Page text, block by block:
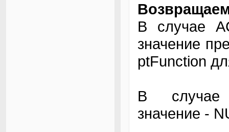
В случае
значение
ptFunction
В случае
значение -